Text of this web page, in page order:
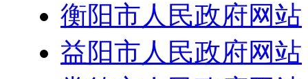
衡阳市人民政府网站
益阳市人民政府网站